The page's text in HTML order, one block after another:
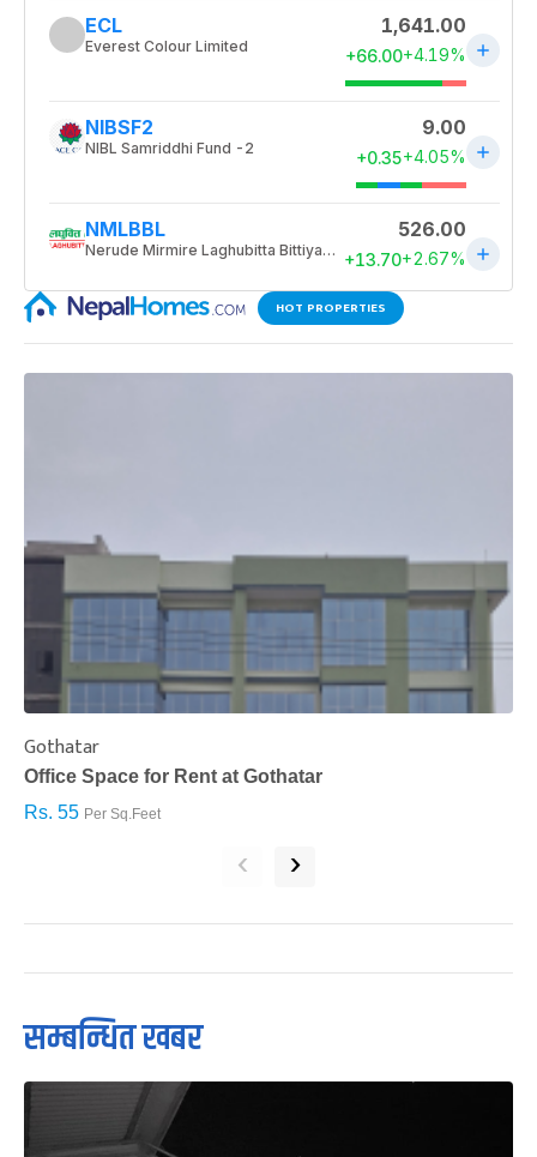
HOT PROPERTIES
Gothatar
Office Space for Rent at Gothatar
Rs. 55 Per Sq.Feet
‹ ›
सम्बन्धित खबर